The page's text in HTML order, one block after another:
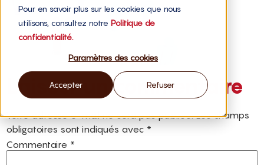
Pour en savoir plus sur les cookies que nous
utilisons, consultez notre Politique de
confidentialité.
Paramètres des cookies
Accepter Refuser
Laisser un commentaire
Votre adresse e-mail ne sera pas publiée. Les champs
obligatoires sont indiqués avec *
Commentaire *